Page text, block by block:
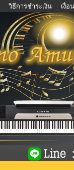
วิธีการชำระเงิน เงื่